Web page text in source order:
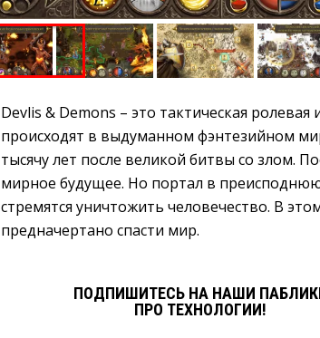
Devlis & Demons – это тактическая
происходят в выдуманном фэнтезийном
тысячу лет после великой битвы со злом.
мирное будущее. Но портал в
стремятся уничтожить человечество. В
предначертано спасти мир.
ПОДПИШИТЕСЬ НА НАШИ
ПРО ТЕХНОЛОГИИ!